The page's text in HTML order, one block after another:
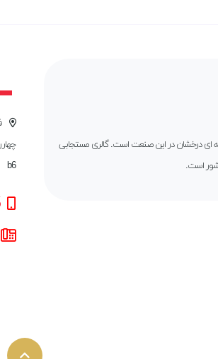
ای درخشان در این صنعت است. گالری مستجابی
است.
b6